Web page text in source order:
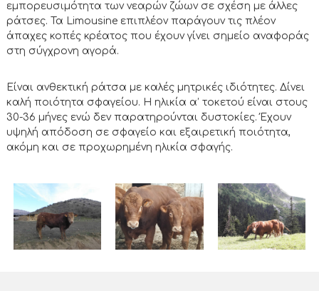
εμπορευσιμότητα των νεαρών ζώων σε σχέση με άλλες
ράτσες. Τα Limousine επιπλέον παράγουν τις πλέον
άπαχες κοπές κρέατος που έχουν γίνει σημείο αναφοράς
στη σύγχρονη αγορά.
Είναι ανθεκτική ράτσα με καλές μητρικές ιδιότητες. Δίνει
καλή ποιότητα σφαγείου. Η ηλικία α’ τοκετού είναι στους
30-36 μήνες ενώ δεν παρατηρούνται δυστοκίες. Έχουν
υψηλή απόδοση σε σφαγείο και εξαιρετική ποιότητα,
ακόμη και σε προχωρημένη ηλικία σφαγής.